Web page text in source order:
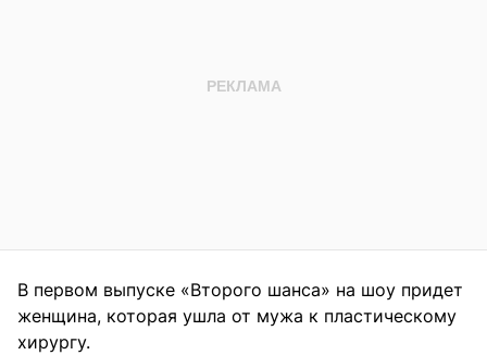
В первом выпуске «Второго шанса» на шоу придет
женщина, которая ушла от мужа к пластическому
хирургу.